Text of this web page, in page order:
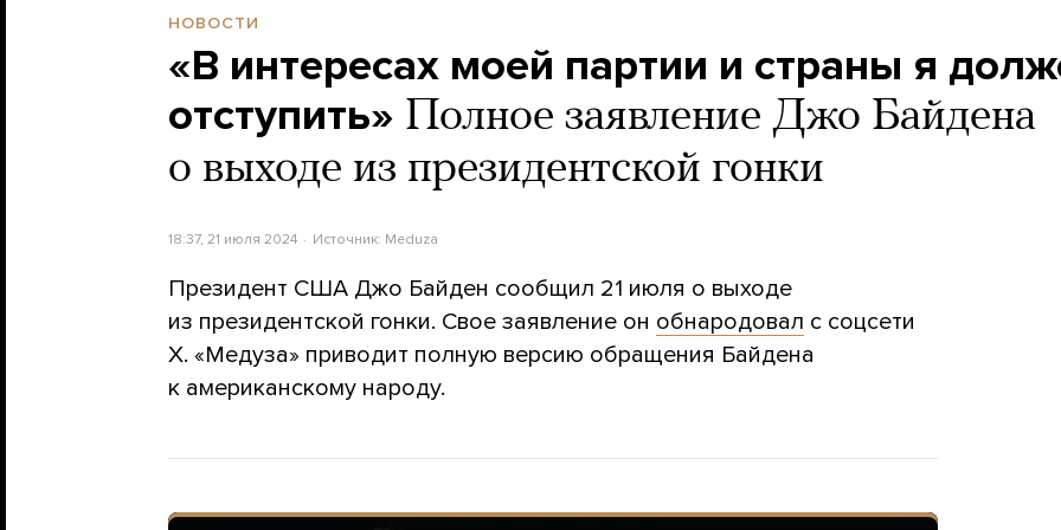
НОВОСТИ
«В интересах моей партии и страны я
отступить» Полное заявление Джо Байдена
о выходе из президентской гонки
18:37, 21 июля 2024 Источник: Meduza
Президент США Джо Байден сообщил 21 июля о выходе
из президентской гонки. Свое заявление он обнародовал с соцсети
X. «Медуза» приводит полную версию обращения Байдена
к американскому народу.